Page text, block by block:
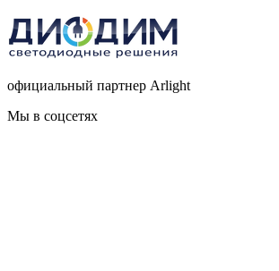
официальный партнер Arlight
Мы в соцсетях